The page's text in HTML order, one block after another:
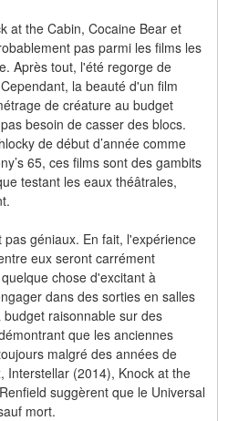
at the Cabin, Cocaine Bear et
pas parmi les films les
Après tout, l'été regorge de
la beauté d'un film
de créature au budget
besoin de casser des blocs.
de début d’année comme
65, ces films sont des gambits
testant les eaux théâtrales,
géniaux. En fait, l'expérience
eux seront carrément
chose d'excitant à
dans des sorties en salles
raisonnable sur des
que les anciennes
malgré des années de
Interstellar (2014), Knock at the
suggèrent que le Universal
mort.